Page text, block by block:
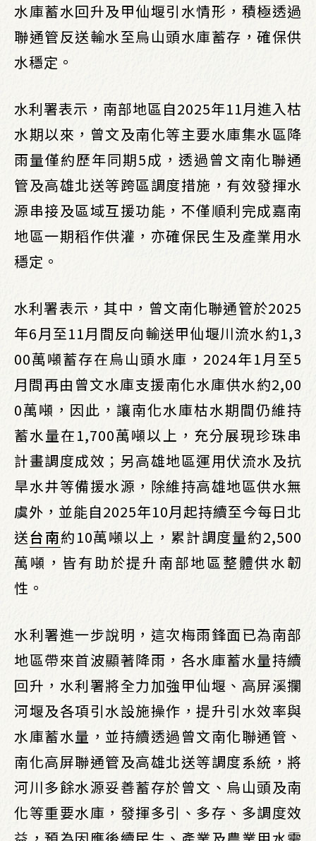
水庫蓄水回升及甲仙堰引水情形，積極透過
聯通管反送輸水至烏山頭水庫蓄存，確保供
水穩定。
水利署表示，南部地區自2025年11月進入枯
水期以來，曾文及南化等主要水庫集水區降
雨量僅約歷年同期5成，透過曾文南化聯通
管及高雄北送等跨區調度措施，有效發揮水
源串接及區域互援功能，不僅順利完成嘉南
地區一期稻作供灌，亦確保民生及產業用水
穩定。
水利署表示，其中，曾文南化聯通管於2025
年6月至11月間反向輸送甲仙堰川流水約1,3
00萬噸蓄存在烏山頭水庫，2024年1月至5
月間再由曾文水庫支援南化水庫供水約2,00
0萬噸，因此，讓南化水庫枯水期間仍維持
蓄水量在1,700萬噸以上，充分展現珍珠串
計畫調度成效；另高雄地區運用伏流水及抗
旱水井等備援水源，除維持高雄地區供水無
虞外，並能自2025年10月起持續至今每日北
送台南約10萬噸以上，累計調度量約2,500
萬噸，皆有助於提升南部地區整體供水韌
性。
水利署進一步說明，這次梅雨鋒面已為南部
地區帶來首波顯著降雨，各水庫蓄水量持續
回升，水利署將全力加強甲仙堰、高屏溪攔
河堰及各項引水設施操作，提升引水效率與
水庫蓄水量，並持續透過曾文南化聯通管、
南化高屏聯通管及高雄北送等調度系統，將
河川多餘水源妥善蓄存於曾文、烏山頭及南
化等重要水庫，發揮多引、多存、多調度效